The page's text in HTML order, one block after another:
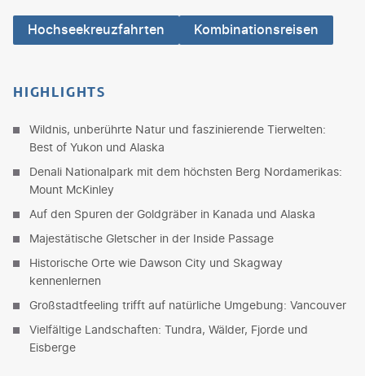
Hochseekreuzfahrten Kombinationsreisen
HIGHLIGHTS
Wildnis, unberührte Natur und faszinierende Tierwelten:
Best of Yukon und Alaska
Denali Nationalpark mit dem höchsten Berg Nordamerikas:
Mount McKinley
Auf den Spuren der Goldgräber in Kanada und Alaska
Majestätische Gletscher in der Inside Passage
Historische Orte wie Dawson City und Skagway
kennenlernen
Großstadtfeeling trifft auf natürliche Umgebung: Vancouver
Vielfältige Landschaften: Tundra, Wälder, Fjorde und
Eisberge